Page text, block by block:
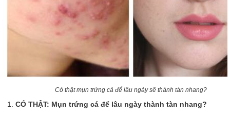
Có thật mụn trứng cả để lâu ngày sẽ thành tàn nhang?
CÓ THẬT: Mụn trứng cá để lâu ngày thành tàn nhang?